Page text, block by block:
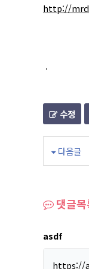
http://
.
수정
다음글
댓글
asdf
https://